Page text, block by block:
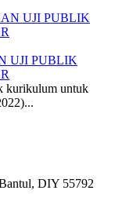
UJI PUBLIK
kurikulum untuk
DIY 55792